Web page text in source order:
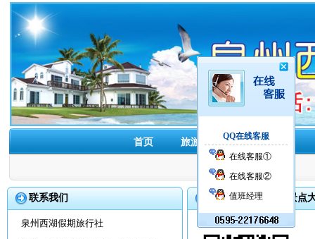
QQ在线客服
在线客服①
在线客服②
值班经理
首页 旅游线路 酒店预订
联系我们
泉州西湖假期旅行社
首页 >>福建旅游景点